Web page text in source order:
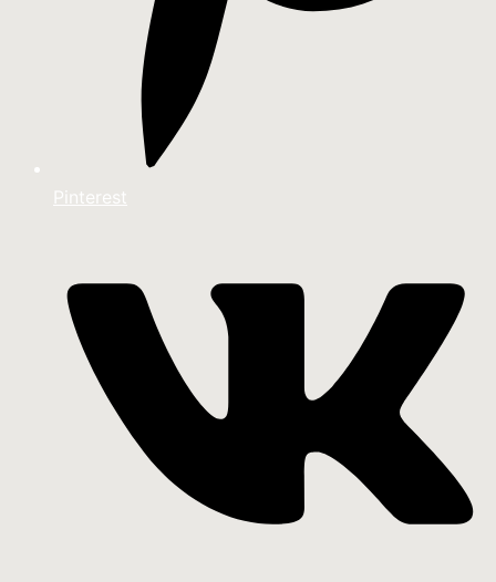
Pinterest